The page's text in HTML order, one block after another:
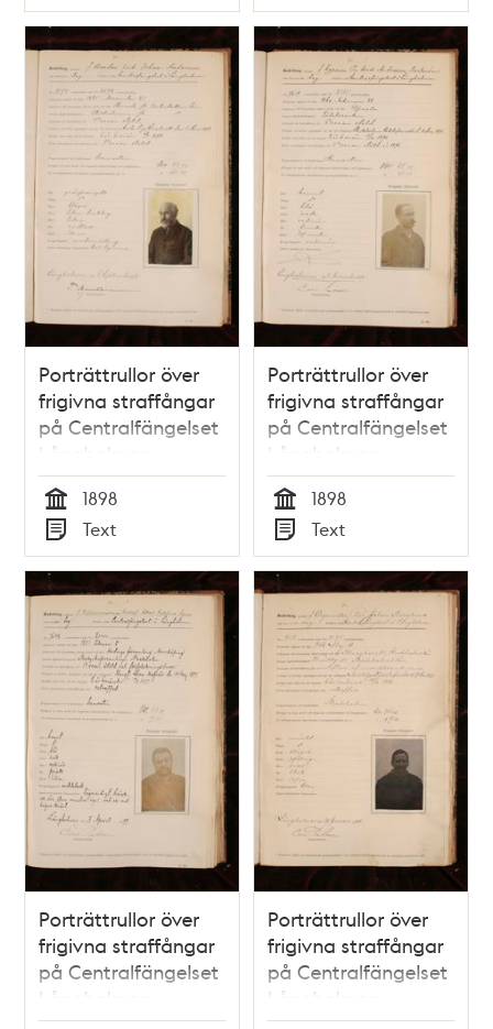
Typ Typ
Porträttrullor över
frigivna straffångar
på Centralfängelset
Långholmen
Tid
1898
Typ
Text
Porträttrullor över
frigivna straffångar
på Centralfängelset
Långholmen
Tid
1898
Typ
Text
Porträttrullor över
frigivna straffångar
på Centralfängelset
Långholmen
Porträttrullor över
frigivna straffångar
på Centralfängelset
Långholmen